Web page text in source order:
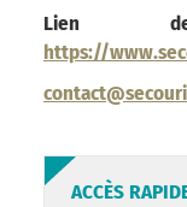
Lien
https://
ACCÈS